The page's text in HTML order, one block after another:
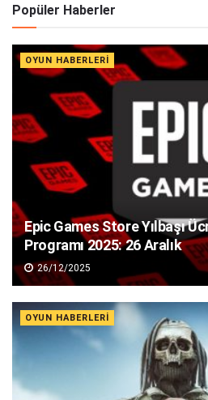
Popüler Haberler
OYUN HABERLERI
Epic Games Store Yılbaşı
Programı 2025: 26 Aralık
26/12/2025
OYUN HABERLERI